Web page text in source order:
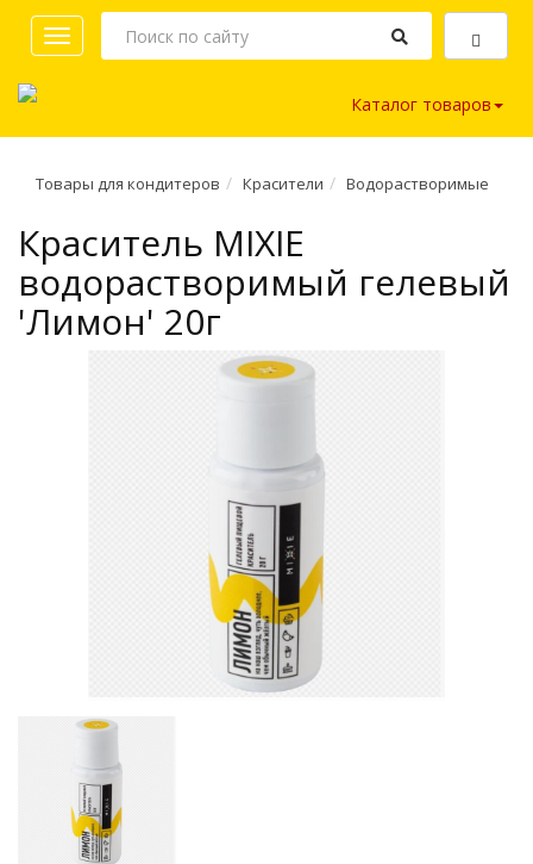
Toggle
navigation
Каталог товаров
Товары для кондитеров Красители Водорастворимые
Краситель MIXIE
водорастворимый гелевый
'Лимон' 20г